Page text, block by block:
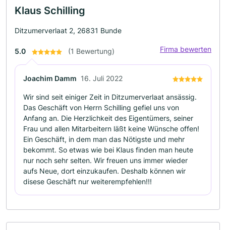
Klaus Schilling
Ditzumerverlaat 2, 26831 Bunde
5.0 (1 Bewertung) Firma bewerten
Joachim Damm 16. Juli 2022
Wir sind seit einiger Zeit in Ditzumerverlaat ansässig.
Das Geschäft von Herrn Schilling gefiel uns von
Anfang an. Die Herzlichkeit des Eigentümers, seiner
Frau und allen Mitarbeitern läßt keine Wünsche offen!
Ein Geschäft, in dem man das Nötigste und mehr
bekommt. So etwas wie bei Klaus finden man heute
nur noch sehr selten. Wir freuen uns immer wieder
aufs Neue, dort einzukaufen. Deshalb können wir
disese Geschäft nur weiterempfehlen!!!